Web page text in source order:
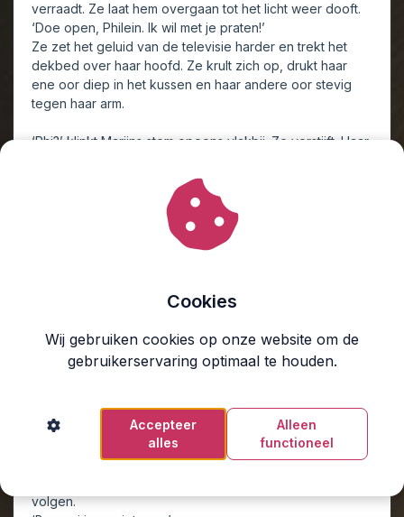
verraadt. Ze laat hem overgaan tot het licht weer dooft.
‘Doe open, Philein. Ik wil met je praten!’
Ze zet het geluid van de televisie harder en trekt het
dekbed over haar hoofd. Ze krult zich op, drukt haar
ene oor diep in het kussen en haar andere oor stevig
tegen haar arm.
‘Phi?’ klinkt Marijns stem opeens vlakbij. Ze verstijft. Haar
‘Je kunt me niet blijven ontwijken.’
Ze hoort het zachte kraken van de vloerplanken van de
slaapkamer onder zijn sokken.
‘Ga weg!’ roept ze in het dons.
‘Nee, Phi. Ik maak mij zorgen. We maken ons allemaal
loopt om het bed heen, de plek waar ze tot een half jaar
geleden nog elke nacht samen lagen.
‘Je kunt niet meer zomaar binnenkomen,’ zegt ze
scherp.
‘Wel als jij je al twee weken niet laat zien. Meryl zegt dat
vertelde dat je het kerstdiner met de familie hebt
overgeslagen. Dat is niets voor jou.’
Er schiet een steek door haar buik bij de herinnering aan
de afzegging. Ze kon zichzelf daar niet laten zien, niet
volgen.
Cookies
Wij gebruiken cookies op onze website om de
gebruikerservaring optimaal te houden.
Alleen
functioneel
Accepteer
alles